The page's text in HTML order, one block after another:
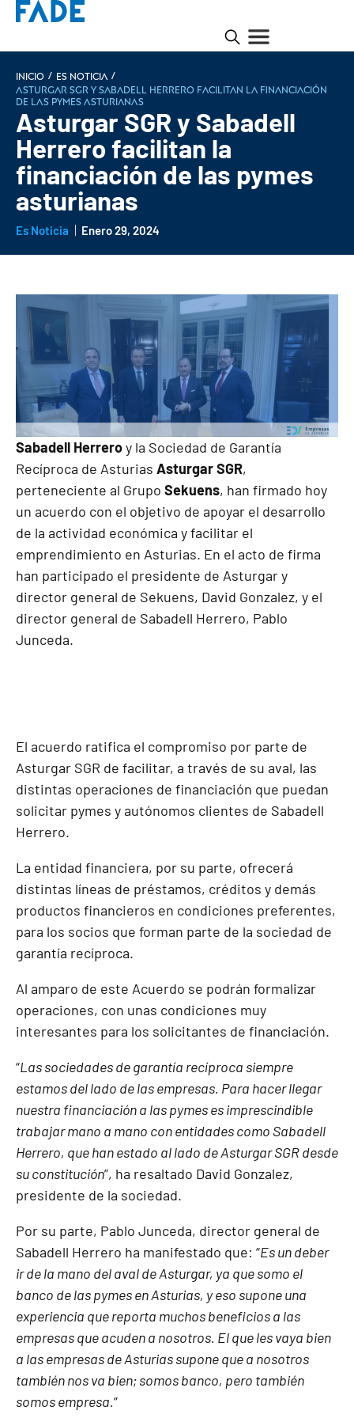
INICIO / Es noticia /
Asturgar SGR y Sabadell Herrero facilitan la financiación
de las pymes asturianas
Asturgar SGR y Sabadell
Herrero facilitan la
financiación de las pymes
asturianas
Es Noticia Enero 29, 2024
Sabadell Herreroy la Sociedad de Garantía
Recíproca de Asturias Asturgar SGR,
perteneciente al Grupo Sekuens, han firmado hoy
un acuerdo con el objetivo de apoyar el desarrollo
de la actividad económica y facilitar el
emprendimiento en Asturias. En el acto de firma
han participado el presidente de Asturgar y
director general de Sekuens, David Gonzalez, y el
director general de Sabadell Herrero, Pablo
Junceda.
El acuerdo ratifica el compromiso por parte de
Asturgar SGR de facilitar, a través de su aval, las
distintas operaciones de financiación que puedan
solicitar pymes y autónomos clientes de Sabadell
Herrero.
La entidad financiera, por su parte, ofrecerá
distintas líneas de préstamos, créditos y demás
productos financieros en condiciones preferentes,
para los socios que forman parte de la sociedad de
garantía recíproca.
Al amparo de este Acuerdo se podrán formalizar
operaciones, con unas condiciones muy
interesantes para los solicitantes de financiación.
“Las sociedades de garantía recíproca siempre
estamos del lado de las empresas. Para hacer llegar
nuestra financiación a las pymes es imprescindible
trabajar mano a mano con entidades como Sabadell
Herrero, que han estado al lado de Asturgar SGR desde
su constitución”, ha resaltado David Gonzalez,
presidente de la sociedad.
Por su parte, Pablo Junceda, director general de
Sabadell Herrero ha manifestado que: “Es un deber
ir de la mano del aval de Asturgar, ya que somo el
banco de las pymes en Asturias, y eso supone una
experiencia que reporta muchos beneficios a las
empresas que acuden a nosotros. El que les vaya bien
a las empresas de Asturias supone que a nosotros
también nos va bien; somos banco, pero también
somos empresa.”